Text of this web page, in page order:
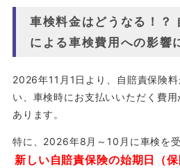
車検料金はどうなる！？
による車検費用への影響
2026年11月1日より、自賠責保険
い、車検時にお支払いいただく費
あります。
特に、2026年8月～10月に車検を
新しい自賠責保険の始期日（